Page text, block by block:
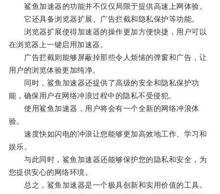
鲨鱼加速器的功能并不仅仅局限于提供高速上网体验。
它还具备浏览器扩展、广告拦截和隐私保护等功能。
浏览器扩展使得加速器的操作更加方便快捷，用户可以
在浏览器上一键启用加速器。
广告拦截则能够屏蔽掉那些令人烦恼的弹窗和广告，让
用户的浏览体验更加纯净。
同时，鲨鱼加速器还提供了高级的安全和隐私保护功
能，确保用户在网络冲浪过程中的隐私不受侵犯。
使用鲨鱼加速器，用户将会有一个全新的网络冲浪体
验。
速度快如闪电的冲浪让您能够更加高效地工作、学习和
娱乐。
与此同时，鲨鱼加速器还能够保护您的隐私和安全，为
您提供安心的网络环境。
总之，鲨鱼加速器是一个极具创新和实用价值的工具。